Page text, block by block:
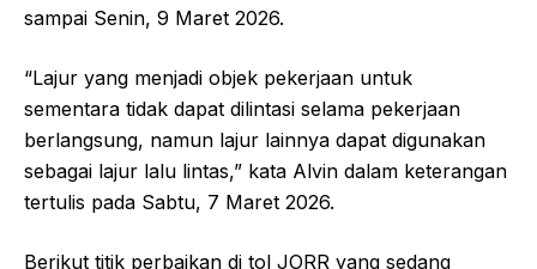
sampai Senin, 9 Maret 2026.
“Lajur yang menjadi objek pekerjaan untuk
sementara tidak dapat dilintasi selama pekerjaan
berlangsung, namun lajur lainnya dapat digunakan
sebagai lajur lalu lintas,” kata Alvin dalam keterangan
tertulis pada Sabtu, 7 Maret 2026.
Berikut titik perbaikan di tol JORR yang sedang